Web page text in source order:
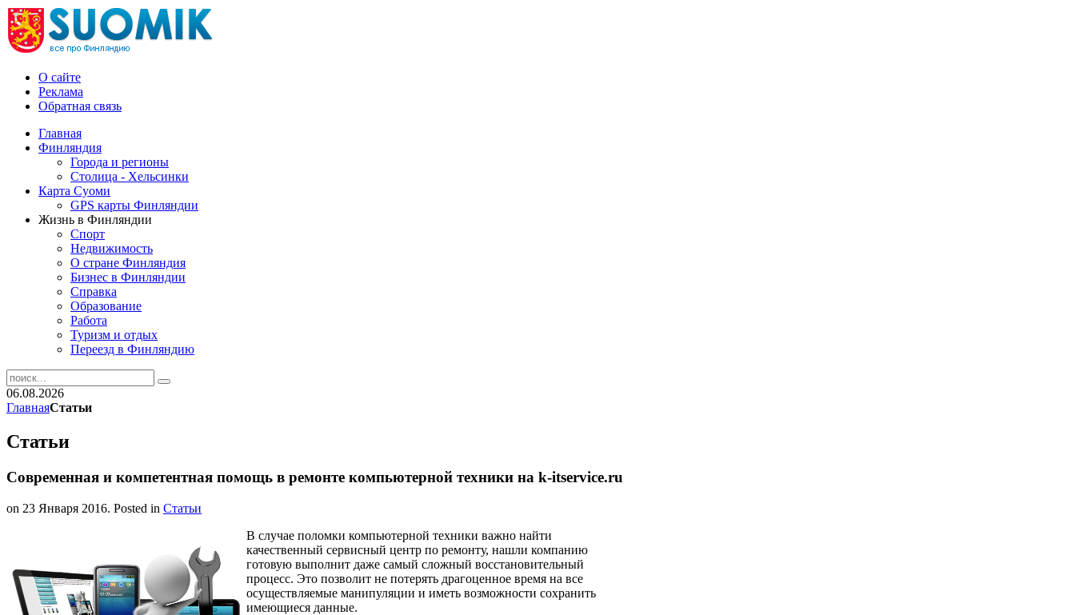
О сайте
Реклама
Обратная связь
Главная
Финляндия
Города и регионы
Столица - Хельсинки
Карта Суоми
GPS карты Финляндии
Жизнь в Финляндии
Спорт
Недвижимость
О стране Финляндия
Бизнес в Финляндии
Справка
Образование
Работа
Туризм и отдых
Переезд в Финляндию
06.08.2026
ГлавнаяСтатьи
Статьи
Современная и компетентная помощь в ремонте компьютерной техники на k-itservice.ru
on 23 Января 2016. Posted in Статьи
В случае поломки компьютерной техники важно найти
качественный сервисный центр по ремонту, нашли компанию
готовую выполнит даже самый сложный восстановительный
процесс. Это позволит не потерять драгоценное время на все
осуществляемые манипуляции и иметь возможности сохранить
имеющиеся данные.